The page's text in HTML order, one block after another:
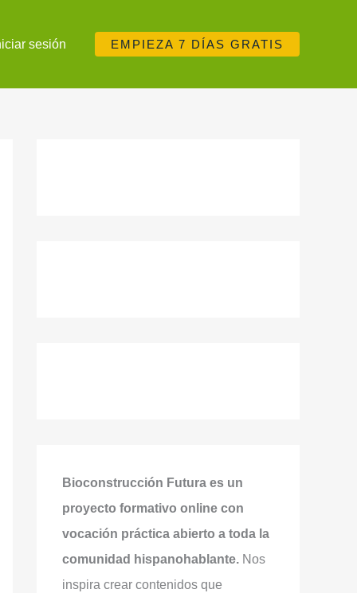
sesión EMPIEZA 7 DÍAS GRATIS
Bioconstrucción Futura es un
proyecto formativo online con
vocación práctica abierto a toda la
comunidad hispanohablante. Nos
inspira crear contenidos que